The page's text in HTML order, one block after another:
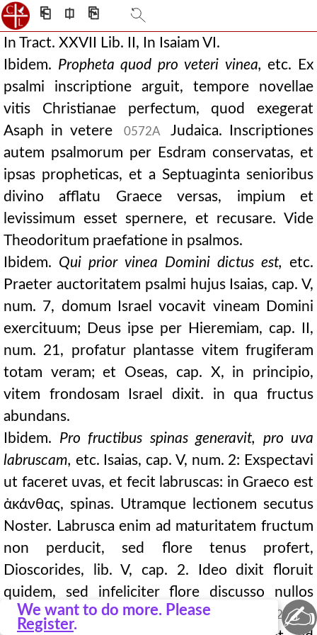
⎗ ⎅ ⎘
We want to do more. Please
Register.
In Tract. XXVII Lib. II, In Isaiam VI.
Ibidem. Propheta quod pro veteri vinea, etc. Ex
psalmi inscriptione arguit, tempore novellae
vitis Christianae perfectum, quod exegerat
Asaph in vetere
0572A
Judaica. Inscriptiones
autem psalmorum per Esdram conservatas, et
ipsas propheticas, et a Septuaginta senioribus
divino afflatu Graece versas, impium et
levissimum esset spernere, et recusare. Vide
Theodoritum praefatione in psalmos.
Ibidem. Qui prior vinea Domini dictus est, etc.
Praeter auctoritatem psalmi hujus Isaias, cap. V,
num. 7, domum Israel vocavit vineam Domini
exercituum; Deus ipse per Hieremiam, cap. II,
num. 21, profatur plantasse vitem frugiferam
totam veram; et Oseas, cap. X, in principio,
vitem frondosam Israel dixit. in qua fructus
abundans.
Ibidem. Pro fructibus spinas generavit, pro uva
labruscam, etc. Isaias, cap. V, num. 2: Exspectavi
ut faceret uvas, et fecit labruscas: in Graeco est
ἀκάνθας, spinas. Utramque lectionem secutus
Noster. Labrusca enim ad maturitatem fructum
non perducit, sed flore tenus profert,
Dioscorides, lib. V, cap. 2. Ideo dixit floruit
quidem, sed infeliciter flore discusso nullos
potuit fructus afferre; addidit autem
0572B et
✍